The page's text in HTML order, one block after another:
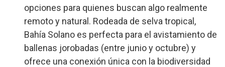
opciones para quienes buscan algo realmente
remoto y natural. Rodeada de selva tropical,
Bahía Solano es perfecta para el avistamiento de
ballenas jorobadas (entre junio y octubre) y
ofrece una conexión única con la biodiversidad